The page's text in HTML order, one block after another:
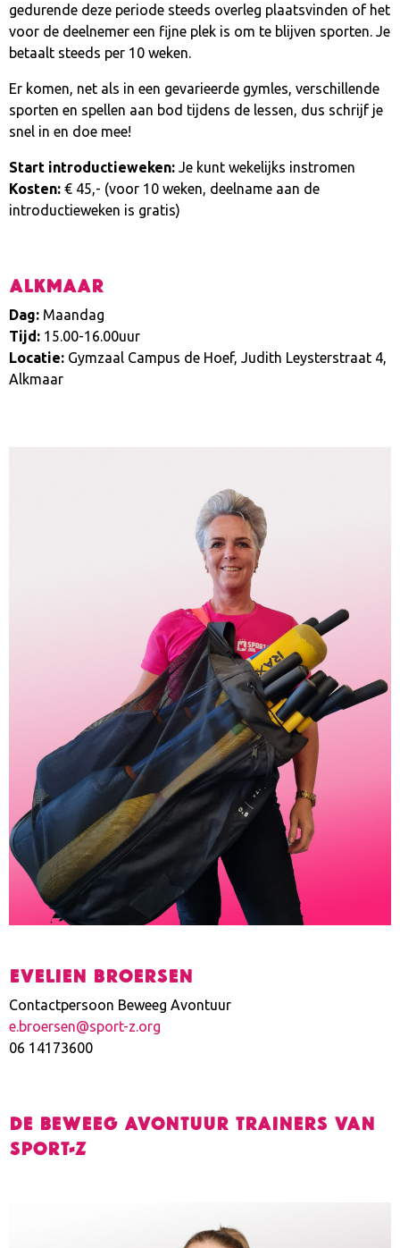
gedurende deze periode steeds overleg plaatsvinden of het
voor de deelnemer een fijne plek is om te blijven sporten. Je
betaalt steeds per 10 weken.
Er komen, net als in een gevarieerde gymles, verschillende
sporten en spellen aan bod tijdens de lessen, dus schrijf je
snel in en doe mee!
Start introductieweken: Je kunt wekelijks instromen
Kosten: € 45,- (voor 10 weken, deelname aan de
introductieweken is gratis)
Alkmaar
Dag: Maandag
Tijd: 15.00-16.00uur
Locatie: Gymzaal Campus de Hoef, Judith Leysterstraat 4,
Alkmaar
Evelien broersen
Contactpersoon Beweeg Avontuur
e.broersen@sport-z.org
06 14173600
De Beweeg avontuur trainers van
Sport-Z